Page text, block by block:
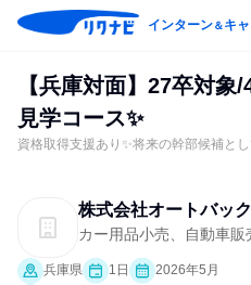
インターン＆キ
【兵庫対面】27卒対
見学コース✨
資格取得支援あり✨将来の幹部候補と
株式会社オートバッ
カー用品小売、自動車
兵庫県 1日
2026年5月